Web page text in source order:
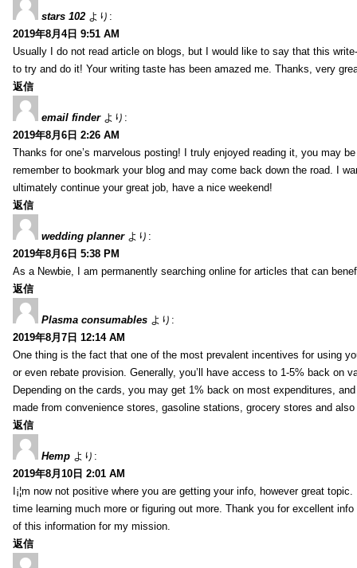
stars 102 より:
2019年8月4日 9:51 AM
Usually I do not read article on blogs, but I would like to say that this
to try and do it! Your writing taste has been amazed me. Thanks, very
返信
email finder より:
2019年8月6日 2:26 AM
Thanks for one’s marvelous posting! I truly enjoyed reading it, you may
remember to bookmark your blog and may come back down the road. I
ultimately continue your great job, have a nice weekend!
返信
wedding planner より:
2019年8月6日 5:38 PM
As a Newbie, I am permanently searching online for articles that can
返信
Plasma consumables より:
2019年8月7日 12:14 AM
One thing is the fact that one of the most prevalent incentives for using
or even rebate provision. Generally, you’ll have access to 1-5% back on
Depending on the cards, you may get 1% back on most expenditures,
made from convenience stores, gasoline stations, grocery stores and also
返信
Hemp より:
2019年8月10日 2:01 AM
I¡¦m now not positive where you are getting your info, however great
time learning much more or figuring out more. Thank you for excellent
of this information for my mission.
返信